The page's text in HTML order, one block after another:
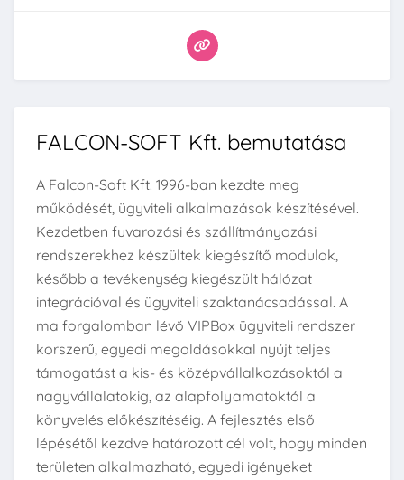
FALCON-SOFT Kft. bemutatása
A Falcon-Soft Kft. 1996-ban kezdte meg
működését, ügyviteli alkalmazások készítésével.
Kezdetben fuvarozási és szállítmányozási
rendszerekhez készültek kiegészítő modulok,
később a tevékenység kiegészült hálózat
integrációval és ügyviteli szaktanácsadással. A
ma forgalomban lévő VIPBox ügyviteli rendszer
korszerű, egyedi megoldásokkal nyújt teljes
támogatást a kis- és középvállalkozásoktól a
nagyvállalatokig, az alapfolyamatoktól a
könyvelés előkészítéséig. A fejlesztés első
lépésétől kezdve határozott cél volt, hogy minden
területen alkalmazható, egyedi igényeket